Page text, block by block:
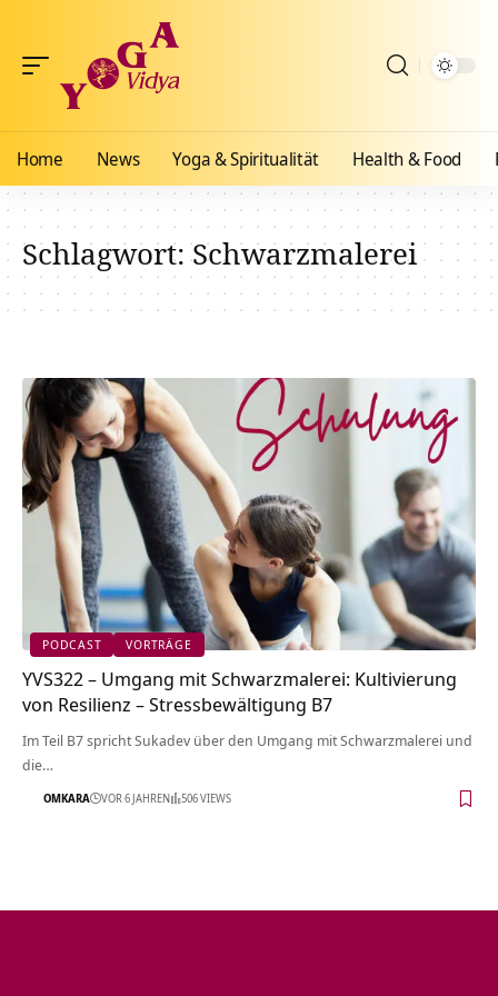
Home News Yoga & Spiritualität Health & Food
Schlagwort:Schwarzmalerei
PODCAST VORTRÄGE
YVS322 – Umgang mit Schwarzmalerei: Kultivierung
von Resilienz – Stressbewältigung B7
Im Teil B7 spricht Sukadev über den Umgang mit Schwarzmalerei und
die…
OMKARA VOR 6 JAHREN 506 VIEWS